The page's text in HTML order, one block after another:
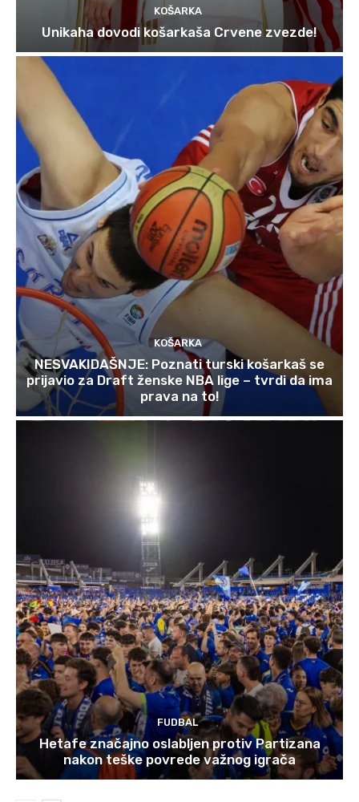
KOŠARKA
Unikaha dovodi košarkaša Crvene zvezde!
KOŠARKA
NESVAKIDAŠNJE: Poznati turski košarkaš se
prijavio za Draft ženske NBA lige – tvrdi da ima
prava na to!
FUDBAL
Hetafe značajno oslabljen protiv Partizana
nakon teške povrede važnog igrača